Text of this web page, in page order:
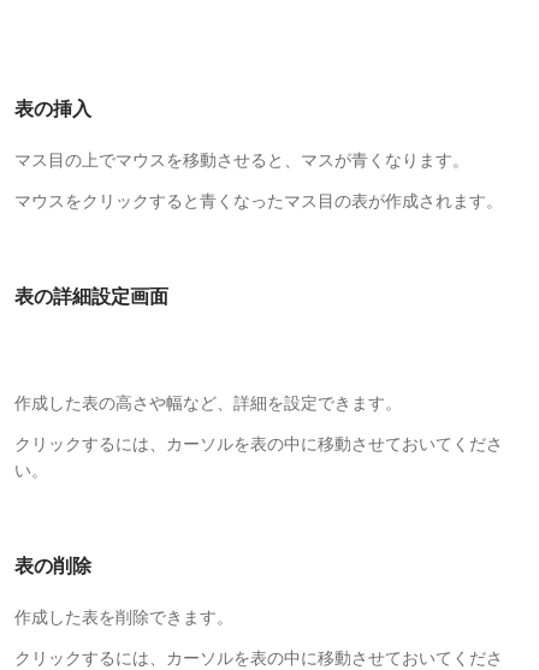
表の挿入
マス目の上でマウスを移動させると、マスが青くなります。
マウスをクリックすると青くなったマス目の表が作成されます。
表の詳細設定画面
作成した表の高さや幅など、詳細を設定できます。
クリックするには、カーソルを表の中に移動させておいてくださ
い。
表の削除
作成した表を削除できます。
クリックするには、カーソルを表の中に移動させておいてくださ